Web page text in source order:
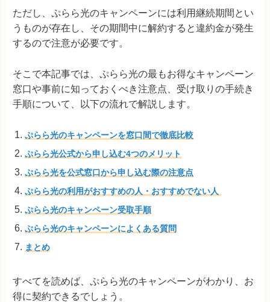
ただし、ぷらら光のキャンペーンには利用継続期間とい
うものが存在し、その期間中に解約すると違約金が発生
するので注意が必要です。
そこで本記事では、ぷらら光の最もお得なキャンペーン
窓口や事前に知っておくべき注意点、受け取りの手続き
手順について、以下の流れで解説します。
ぷらら光のキャンペーンを窓口間で徹底比較
ぷらら光公式から申し込む4つのメリット
ぷらら光を公式窓口から申し込む際の注意点
ぷらら光の利用がおすすめの人・おすすめでない人
ぷらら光のキャンペーン受取手順
ぷらら光のキャンペーンによくある質問
まとめ
すべてを読めば、ぷらら光のキャンペーンがわかり、お
得に契約できるでしょう。